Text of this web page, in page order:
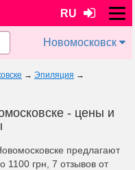
RU
Новомосковск
→ Эпиляция →
- цены и
предлагают
грн, 7 отзывов от